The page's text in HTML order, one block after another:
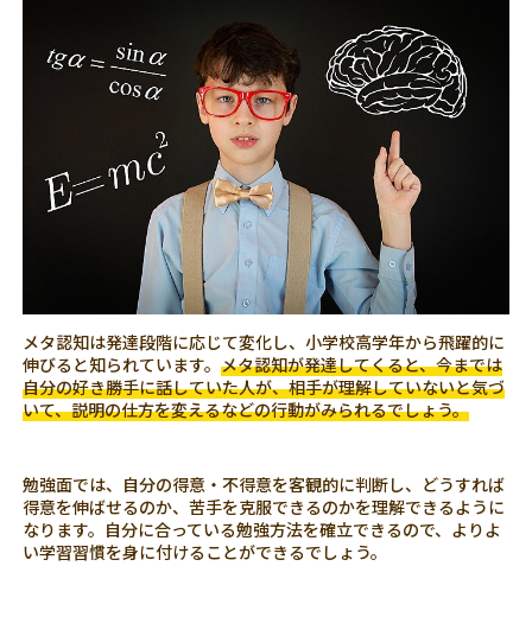
メタ認知は発達段階に応じて変化し、小学校高学年から飛躍的に
伸びると知られています。メタ認知が発達してくると、今までは
自分の好き勝手に話していた人が、相手が理解していないと気づ
いて、説明の仕方を変えるなどの行動がみられるでしょう。
勉強面では、自分の得意・不得意を客観的に判断し、どうすれば
得意を伸ばせるのか、苦手を克服できるのかを理解できるように
なります。自分に合っている勉強方法を確立できるので、よりよ
い学習習慣を身に付けることができるでしょう。